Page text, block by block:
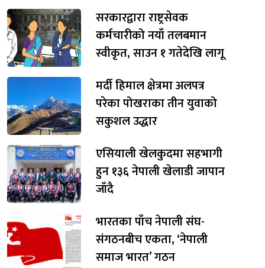
सरकारद्वारा राष्ट्रसेवक
कर्मचारीको नयाँ तलबमान
स्वीकृत, साउन १ गतेदेखि लागू
मर्दी हिमाल क्षेत्रमा अलपत्र
परेका पोखराका तीन युवाको
सकुशल उद्धार
एसियाली खेलकुदमा सहभागी
हुन १३६ नेपाली खेलाडी जापान
जाँदै
भारतका पाँच नेपाली संघ-
संगठनबीच एकता, ‘नेपाली
समाज भारत’ गठन